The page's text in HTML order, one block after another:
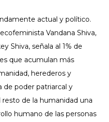
actual y político.
Vandana Shiva,
Shiva, señala al 1% de
que acumulan más
herederos y
de poder patriarcal y
de la humanidad una
humano de las personas